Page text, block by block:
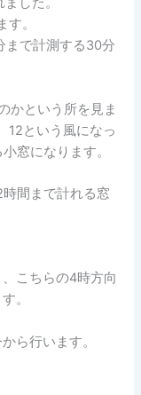
。
まで計測する30分
かという所を見ま
12という風になっ
窓になります。
間まで計れる窓
こちらの4時方向
。
ら行います。